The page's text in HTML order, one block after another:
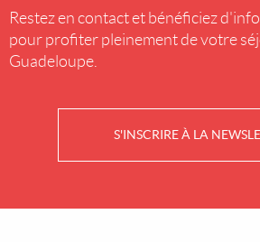
Restez en contact et bénéficiez
pour profiter pleinement de votre
Guadeloupe.
S'INSCRIRE À LA